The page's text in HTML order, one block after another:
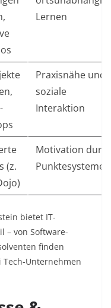
Lernen
Praxisnähe und
soziale
Interaktion
(z.
Motivation
Punktesysteme
bietet IT-
– von Software-
finden
Tech-Unternehmen